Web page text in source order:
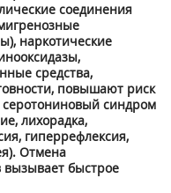
соединения
наркотические
средства,
повышают риск
серотониновый синдром
лихорадка,
гиперрефлексия,
Отмена
вызывает быстрое